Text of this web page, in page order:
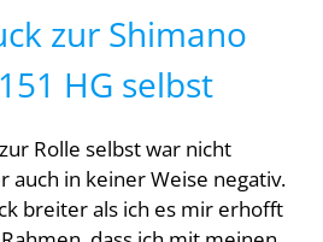
zur Shimano
HG selbst
Rolle selbst war nicht
auch in keiner Weise negativ.
breiter als ich es mir erhofft